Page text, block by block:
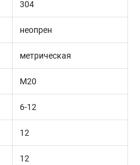
304
неопрен
метрическая
M20
6-12
12
12